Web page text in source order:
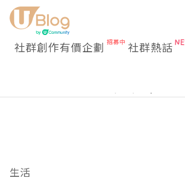
社群創作有價企劃 社群熱話
生活